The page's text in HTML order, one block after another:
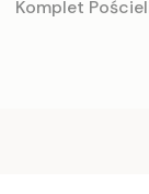
Komplet